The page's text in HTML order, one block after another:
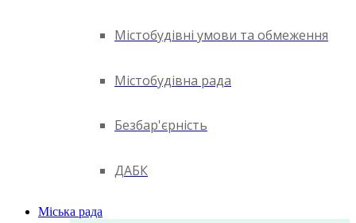
Містобудівні умови та обмеження
Містобудівна рада
Безбар'єрність
ДАБК
Міська рада